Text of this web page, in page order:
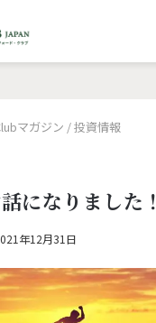
マガジン /投資情報
になりました！
年12月31日